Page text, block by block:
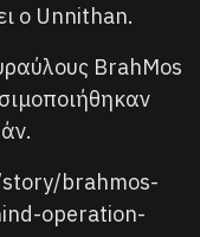
ο Unnithan.
BrahMos
brahmos-
operation-